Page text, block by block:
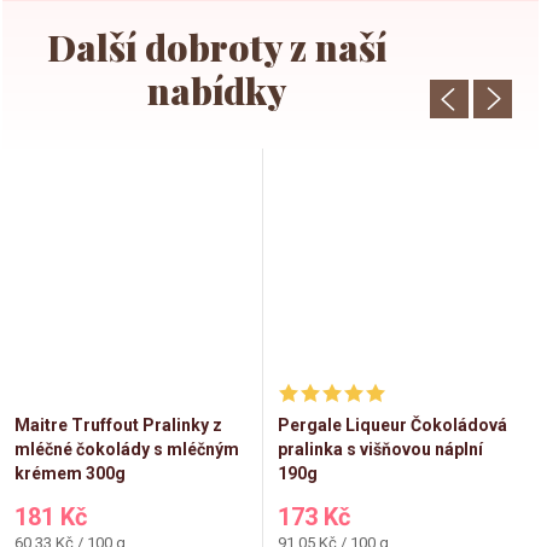
Maitre Truffout Pralinky z
mléčné čokolády s mléčným
krémem 300g
181 Kč
Měrná
60,33 Kč / 100 g
Pergale Liqueur Čokoládová
pralinka s višňovou náplní
190g
173 Kč
Měrná
91,05 Kč / 100 g